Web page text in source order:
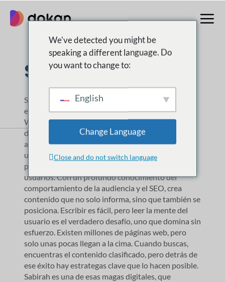
contenido
Sabirah Islam
Sabirah Islam es una destacada redactora y
especialista en marketing de contenidos de
WordPress. Está muy involucrada en el marketing
de contenidos en weDevs y Dokan, donde va más
allá de escribir: descifra las intenciones de los
usuarios. Para ella, el contenido no se trata solo de
palabras; se trata de reflejar lo que buscan los
usuarios. Con un profundo conocimiento del
comportamiento de la audiencia y el SEO, crea
contenido que no solo informa, sino que también se
posiciona. Escribir es fácil, pero leer la mente del
usuario es el verdadero desafío, uno que domina sin
esfuerzo. Existen millones de páginas web, pero
solo unas pocas llegan a la cima. Cuando buscas,
encuentras el contenido clasificado, pero detrás de
ese éxito hay estrategas clave que lo hacen posible.
Sabirah es una de esas magas digitales, que
We've detected you might be
speaking a different language. Do
you want to change to:
English
Change Language
Close and do not switch language